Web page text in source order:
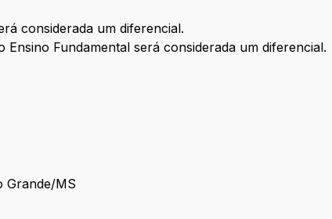
considerada um diferencial.
Ensino Fundamental será considerada um diferencial.
Grande/MS